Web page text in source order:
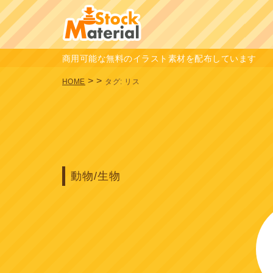
商用可能な無料のイラスト素材を配布しています
HOME >> タグ: リス
動物/生物